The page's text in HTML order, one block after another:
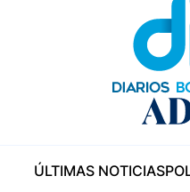
ÚLTIMAS NOTICIAS